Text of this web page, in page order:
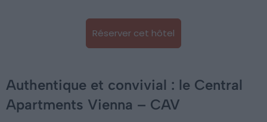
Réserver cet hôtel
Authentique et convivial : le Central
Apartments Vienna – CAV